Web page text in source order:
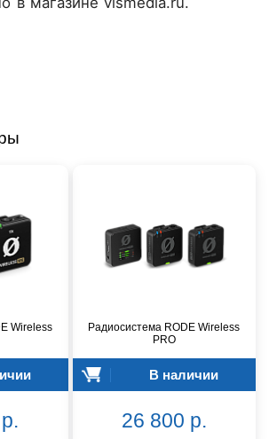
Wireless
Радиосистема RODE Wireless
PRO
В наличии
26 800 р.